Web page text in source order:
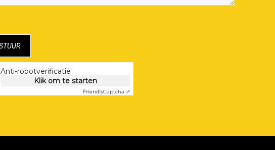
Anti-robotverificatie
Klik om te starten
FriendlyCaptcha ⇗